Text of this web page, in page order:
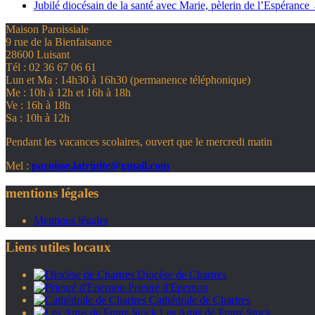
Jubilé diocésain de la santé avec Marie, pèlerin de l’Espérance
Maison Paroissiale
9 rue de la Bienfaisance
28600 Luisant
Tél : 02 36 67 06 61
Lun et Ma : 14h30 à 16h30 (permanence téléphonique)
Me : 10h à 12h et 16h à 18h
Ve : 16h à 18h
Sa : 10h à 12h
Pendant les vacances scolaires, ouvert que le mercredi matin
Mel : paroisse.latrinite@gmail.com
mentions légales
Mentions légales
Liens utiles locaux
Diocèse de Chartres
Prieuré d'Epernon
Cathédrale de Chartres